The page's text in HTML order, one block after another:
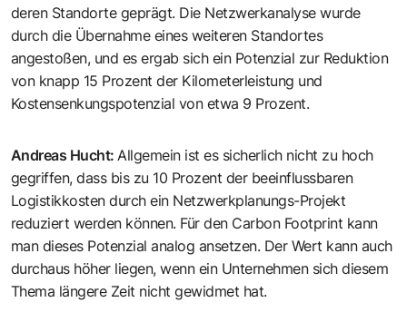
deren Standorte geprägt. Die Netzwerkanalyse wurde
durch die Übernahme eines weiteren Standortes
angestoßen, und es ergab sich ein Potenzial zur Reduktion
von knapp 15 Prozent der Kilometerleistung und
Kostensenkungspotenzial von etwa 9 Prozent.
Andreas Hucht: Allgemein ist es sicherlich nicht zu hoch
gegriffen, dass bis zu 10 Prozent der beeinflussbaren
Logistikkosten durch ein Netzwerkplanungs-Projekt
reduziert werden können. Für den Carbon Footprint kann
man dieses Potenzial analog ansetzen. Der Wert kann auch
durchaus höher liegen, wenn ein Unternehmen sich diesem
Thema längere Zeit nicht gewidmet hat.